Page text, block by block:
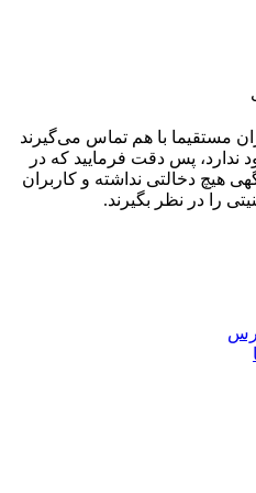
مستقیما با هم تماس می‌گیرند
ندارد، پس دقت فرمایید که در
هیچ دخالتی نداشته و کاربران
را در نظر بگیرند.